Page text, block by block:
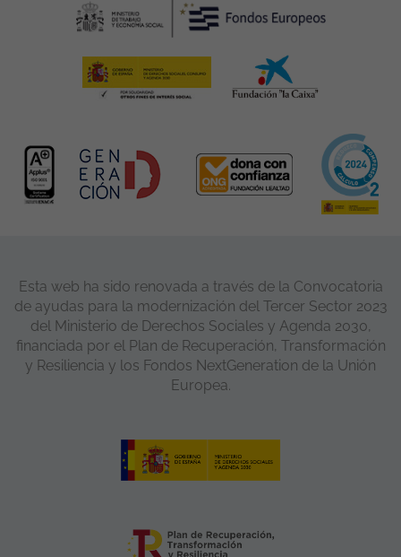
Esta web ha sido renovada a través de la Convocatoria
de ayudas para la modernización del Tercer Sector 2023
del Ministerio de Derechos Sociales y Agenda 2030,
financiada por el Plan de Recuperación, Transformación
y Resiliencia y los Fondos NextGeneration de la Unión
Europea.